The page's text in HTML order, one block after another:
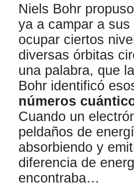
Niels Bohr
ya a campar a
ocupar ciertos
diversas órbitas
una palabra, que
Bohr identificó
números
Cuando un
peldaños de
absorbiendo y
diferencia de
encontraba…